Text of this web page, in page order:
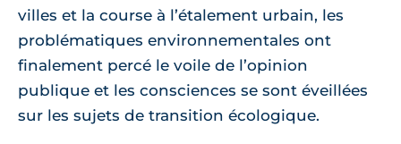
villes et la course à l’étalement urbain, les
problématiques environnementales ont
finalement percé le voile de l’opinion
publique et les consciences se sont éveillées
sur les sujets de transition écologique.